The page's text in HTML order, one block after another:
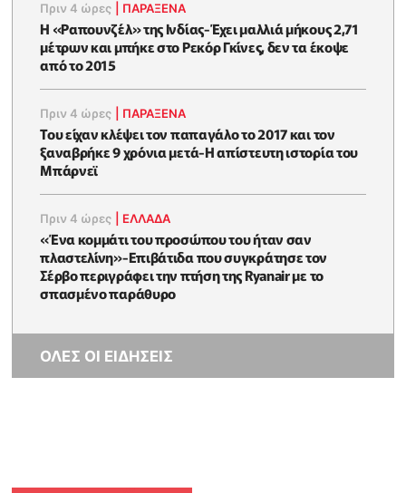
Πριν 4 ώρες ΠΑΡΑΞΕΝΑ
Η «Ραπουνζέλ» της Ινδίας-Έχει μαλλιά μήκους 2,71
μέτρων και μπήκε στο Ρεκόρ Γκίνες, δεν τα έκοψε
από το 2015
Πριν 4 ώρες ΠΑΡΑΞΕΝΑ
Του είχαν κλέψει τον παπαγάλο το 2017 και τον
ξαναβρήκε 9 χρόνια μετά-Η απίστευτη ιστορία του
Μπάρνεϊ
Πριν 4 ώρες ΕΛΛΑΔΑ
«Ένα κομμάτι του προσώπου του ήταν σαν
πλαστελίνη»-Επιβάτιδα που συγκράτησε τον
Σέρβο περιγράφει την πτήση της Ryanair με το
σπασμένο παράθυρο
ΟΛΕΣ ΟΙ ΕΙΔΗΣΕΙΣ